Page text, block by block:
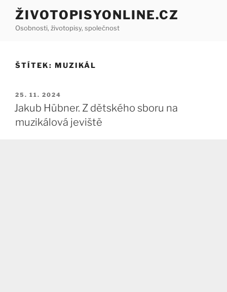
Přejít
obsahu
ŽIVOTOPISYONLINE.CZ
Osobnosti, životopisy, společnost
ŠTÍTEK: MUZIKÁL
PUBLIKOVÁNO
25. 11. 2024
Jakub Hübner. Z dětského sboru na
muzikálová jeviště